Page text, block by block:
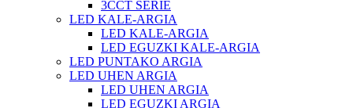
3CCT SERIE
LED KALE-ARGIA
LED KALE-ARGIA
LED EGUZKI KALE-ARGIA
LED PUNTAKO ARGIA
LED UHEN ARGIA
LED UHEN ARGIA
LED EGUZKI ARGIA